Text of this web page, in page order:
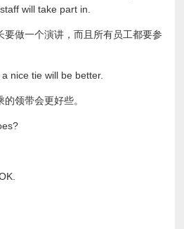
will take part in.
要做一个演讲，而且所有员工都要参
nice tie will be better.
领带会更好些。